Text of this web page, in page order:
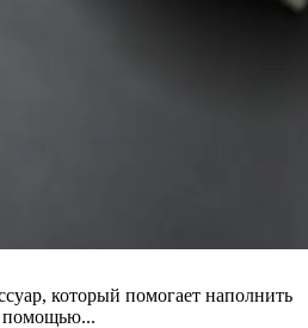
который помогает наполнить
помощью...